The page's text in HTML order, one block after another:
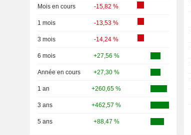
Mois en cours -15,82 %
1 mois -13,53 %
3 mois -14,24 %
6 mois +27,56 %
Année en cours +27,30 %
1 an +260,65 %
3 ans +462,57 %
5 ans +88,47 %